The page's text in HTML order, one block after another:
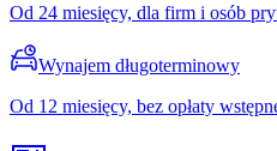
Od 24 miesięcy, dla firm i osób
Wynajem długoterminowy
Od 12 miesięcy, bez opłaty